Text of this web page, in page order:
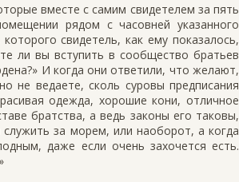
вместе с самим свидетелем за пять
рядом с часовней указанного
свидетель, как ему показалось,
ли вы вступить в сообщество братьев
И когда они ответили, что желают,
не ведаете, сколь суровы предписания
одежда, хорошие кони, отличное
братства, а ведь законы его таковы,
за морем, или наоборот, а когда
даже если очень захочется есть.